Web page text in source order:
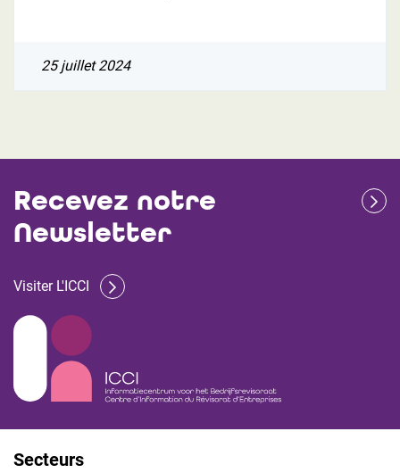
25 juillet 2024
Recevez notre
Newsletter
Visiter L'ICCI
Secteurs